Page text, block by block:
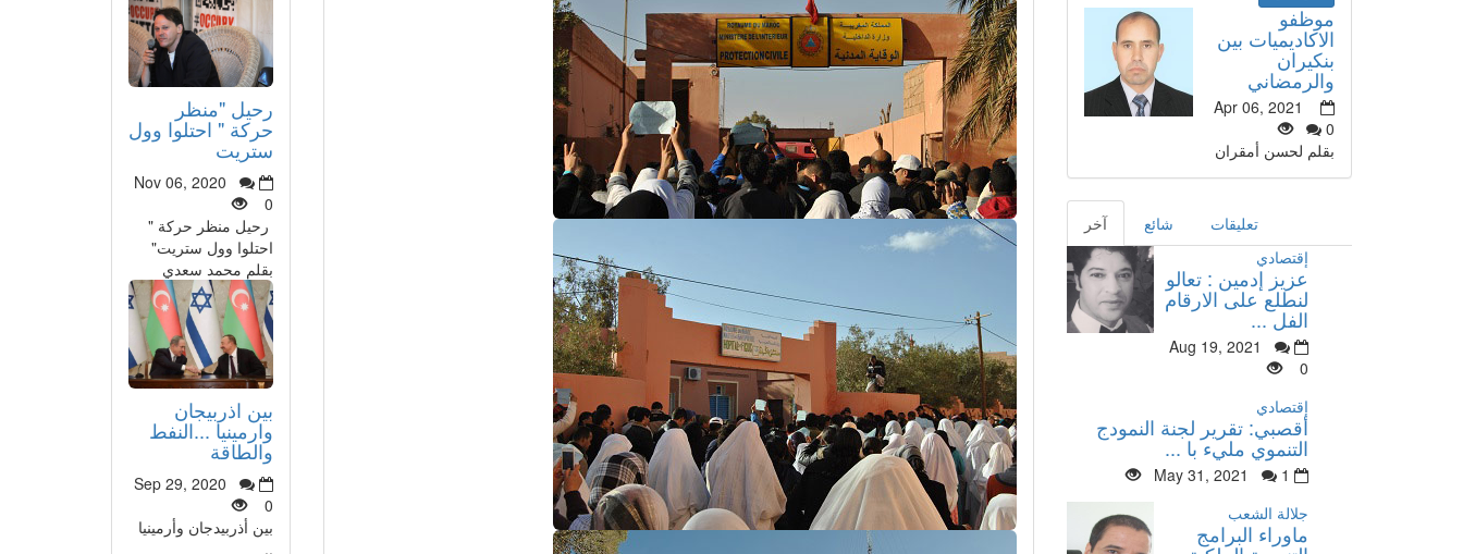
رحيل "منظر
حركة " احتلوا وول
ستريت
Nov 06, 2020
0
رحيل منظر حركة "
احتلوا وول ستريت"
بقلم محمد سعدي
بين اذربيجان
وارمينيا ...النفط
والطاقة
Sep 29, 2020
0
بين أذربيدجان وأرمينيا
..
موظفو
الاكاديميات بين
بنكيران
والرمضاني
Apr 06, 2021
0
بقلم لحسن أمقران
آخر شائع
تعليقات
إقتصادي
عزيز إدمين : تعالو
لنطلع على الارقام
الفل ...
Aug 19, 2021
0
إقتصادي
أقصبي: تقرير لجنة النمودج
التنموي مليء با ...
May 31, 2021
1
جلالة الشعب
ماوراء البرامج